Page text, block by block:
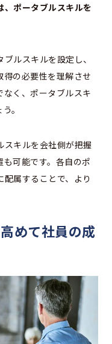
ポータブルスキルを
ルスキルを設定し、
の必要性を理解させ
なく、ポータブルスキ
。
スキルを会社側が把握
可能です。各自のポ
属することで、より
めて社員の成